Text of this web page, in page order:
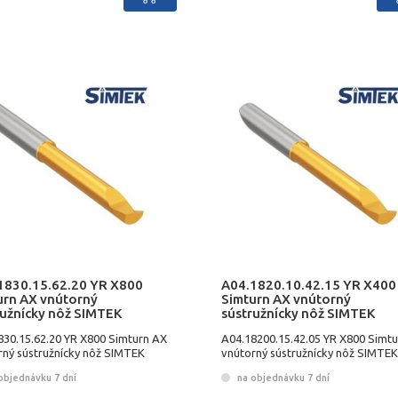
YR X800
AX vnútorný
nôž SIMTEK
YR X800 Simturn AX
sústružnícky nôž SIMTEK
7 dní
A04.1820.10.42.15 YR X400
Simturn AX vnútorný
sústružnícky nôž SIMTEK
A04.18200.15.42.05 YR X800
vnútorný sústružnícky nôž SIMTEK
na objednávku 7 dní